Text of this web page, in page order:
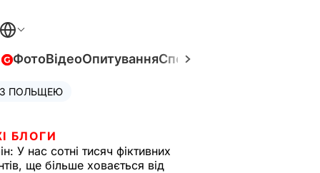
ФотоВідеоОпитуванняСпецпроєкти
ПОЛЬЩЕЮ
БЛОГИ
У нас сотні тисяч фіктивних
ще більше ховається від